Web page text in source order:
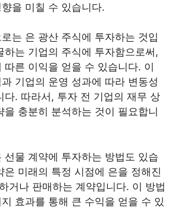
을 미칠 수 있습니다.
는 은 광산 주식에 투자하는 것입
하는 기업의 주식에 투자함으로써,
따른 이익을 얻을 수 있습니다. 이
기업의 운영 성과에 따라 변동성
다. 따라서, 투자 전 기업의 재무 상
을 충분히 분석하는 것이 필요합니
선물 계약에 투자하는 방법도 있습
은 미래의 특정 시점에 은을 정해진
거나 판매하는 계약입니다. 이 방법
효과를 통해 큰 수익을 얻을 수 있